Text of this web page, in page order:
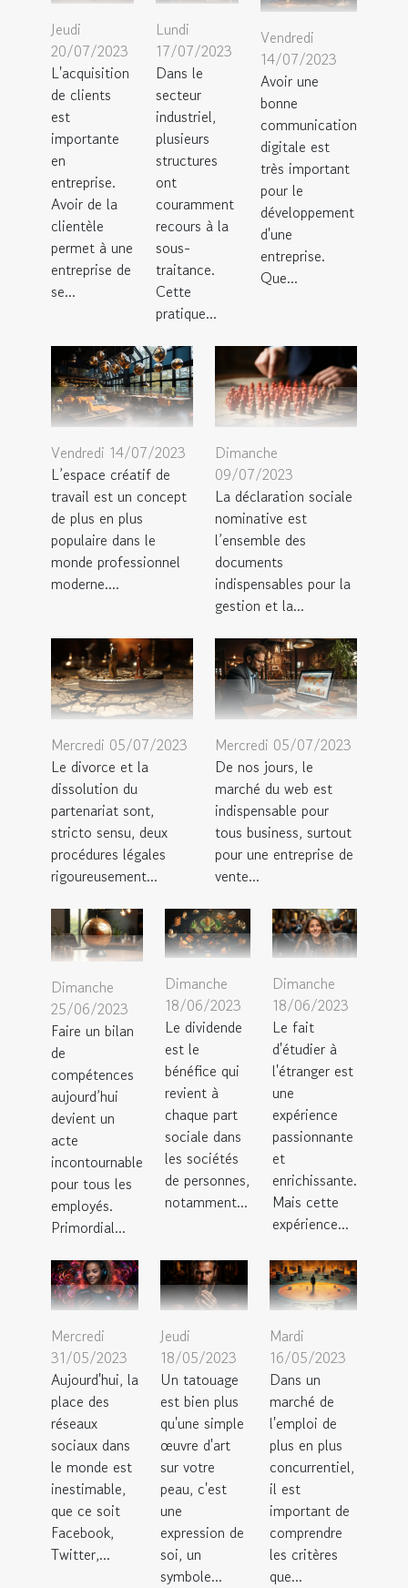
Jeudi
20/07/2023
L'acquisition
de clients
est
importante
en
entreprise.
Avoir de la
clientèle
permet à une
entreprise de
se...
Lundi
17/07/2023
Dans le
secteur
industriel,
plusieurs
structures
ont
couramment
recours à la
sous-
traitance.
Cette
pratique...
Vendredi
14/07/2023
Avoir une
bonne
communication
digitale est
très important
pour le
développement
d'une
entreprise.
Que...
Vendredi 14/07/2023
L’espace créatif de
travail est un concept
de plus en plus
populaire dans le
monde professionnel
moderne....
Dimanche
09/07/2023
La déclaration sociale
nominative est
l’ensemble des
documents
indispensables pour la
gestion et la...
Mercredi 05/07/2023
Le divorce et la
dissolution du
partenariat sont,
stricto sensu, deux
procédures légales
rigoureusement...
Mercredi 05/07/2023
De nos jours, le
marché du web est
indispensable pour
tous business, surtout
pour une entreprise de
vente...
Dimanche
25/06/2023
Faire un bilan
de
compétences
aujourd’hui
devient un
acte
incontournable
pour tous les
employés.
Primordial...
Dimanche
18/06/2023
Le dividende
est le
bénéfice qui
revient à
chaque part
sociale dans
les sociétés
de personnes,
notamment...
Dimanche
18/06/2023
Le fait
d'étudier à
l'étranger est
une
expérience
passionnante
et
enrichissante.
Mais cette
expérience...
Mercredi
31/05/2023
Aujourd'hui, la
place des
réseaux
sociaux dans
le monde est
inestimable,
que ce soit
Facebook,
Twitter,...
Jeudi
18/05/2023
Un tatouage
est bien plus
qu'une simple
œuvre d'art
sur votre
peau, c'est
une
expression de
soi, un
symbole...
Mardi
16/05/2023
Dans un
marché de
l'emploi de
plus en plus
concurrentiel,
il est
important de
comprendre
les critères
que...